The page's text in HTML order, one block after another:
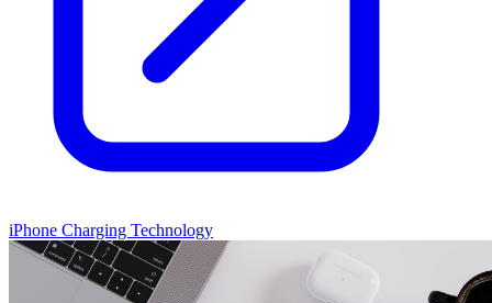
iPhone Charging Technology